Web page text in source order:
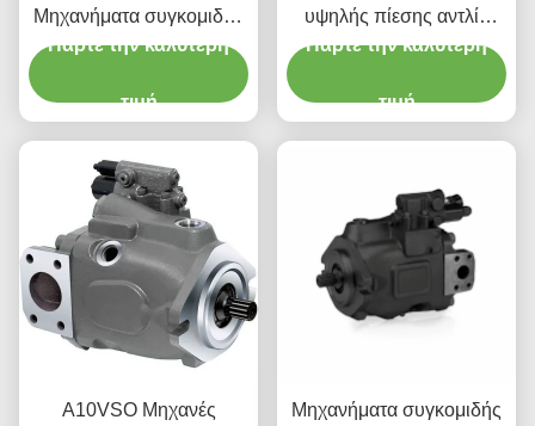
Μηχανήματα συγκομιδής
αντλία έμβολο υδραυλική
προσαρμοσμένο χρώμα
Πάρτε την καλύτερη
τιμή
υψηλής πίεσης αντλία
έμβολο για μηχανήματα
Πάρτε την καλύτερη
τιμή
Α10VSO Μηχανές
Μηχανήματα συγκομιδής